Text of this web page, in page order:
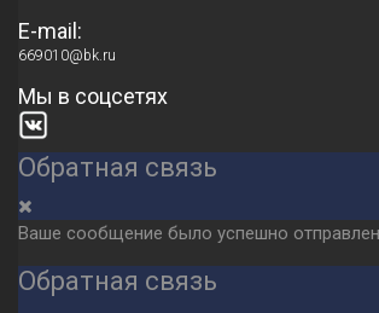
E-mail:
669010@bk.ru
Мы в соцсетях
Обратная связь
Ваше сообщение было успешно
Обратная связь